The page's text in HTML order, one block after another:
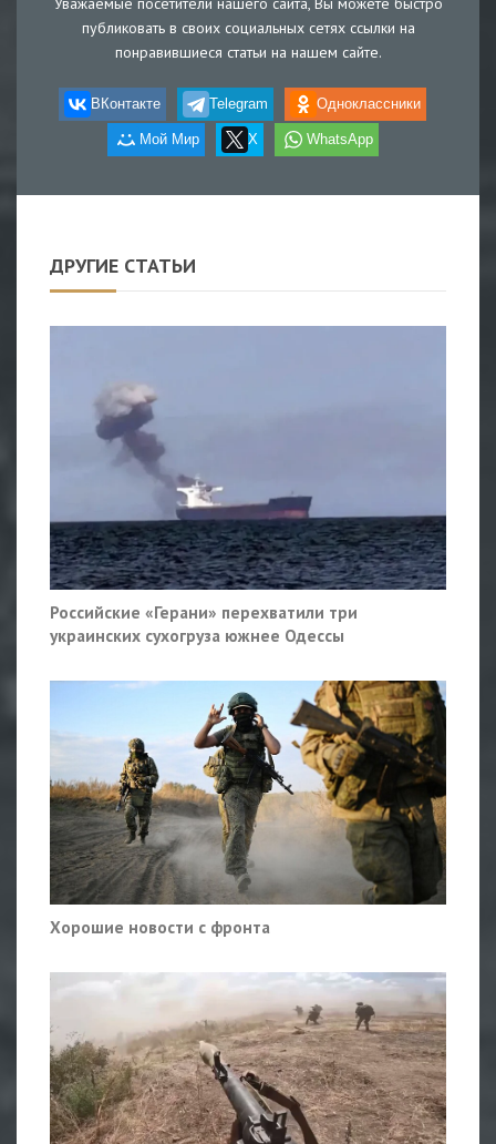
публиковать в своих социальных сетях ссылки на
понравившиеся статьи на нашем сайте.
ВКонтакте Telegram Одноклассники
Мой Мир X WhatsApp
ДРУГИЕ СТАТЬИ
Российские «Герани» перехватили три
украинских сухогруза южнее Одессы
Хорошие новости с фронта